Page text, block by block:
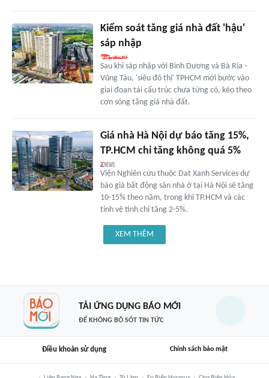
Kiểm soát tăng giá nhà đất 'hậu'
sáp nhập
Sau khi sáp nhập với Bình Dương và Bà Rịa -
Vũng Tàu, 'siêu đô thị' TPHCM mới bước vào
giai đoạn tái cấu trúc chưa từng có, kéo theo
cơn sóng tăng giá nhà đất.
Giá nhà Hà Nội dự báo tăng 15%,
TP.HCM chỉ tăng không quá 5%
Viện Nghiên cứu thuộc Dat Xanh Services dự
báo giá bất động sản nhà ở tại Hà Nội sẽ tăng
10-15% theo năm, trong khi TP.HCM và các
tỉnh vệ tinh chỉ tăng 2-5%.
XEM THÊM
TẢI ỨNG DỤNG BÁO MỚI
ĐỂ KHÔNG BỎ SÓT TIN TỨC
Điều khoản sử dụng Chính sách bảo mật